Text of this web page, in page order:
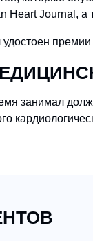
Heart Journal,
занимал